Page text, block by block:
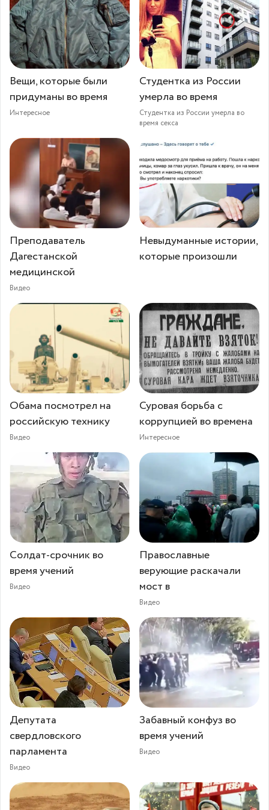
Вещи, которые были
придуманы во время
Интересное
Студентка из России
умерла во время
Студентка из России умерла во
время секса
Преподаватель
Дагестанской
медицинской
Видео
Невыдуманные истории,
которые произошли
Обама посмотрел на
российскую технику
Видео
Суровая борьба с
коррупцией во времена
Интересное
Солдат-срочник во
время учений
Видео
Православные
верующие раскачали
мост в
Видео
Депутата
свердловского
парламента
Видео
Забавный конфуз во
время учений
Видео